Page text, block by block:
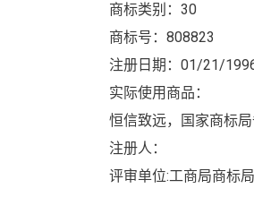
商标类别：30
商标号：808823
注册日期：01/21/
实际使用商品：
恒信致远，国家商标
注册人：
评审单位:工商局商标局